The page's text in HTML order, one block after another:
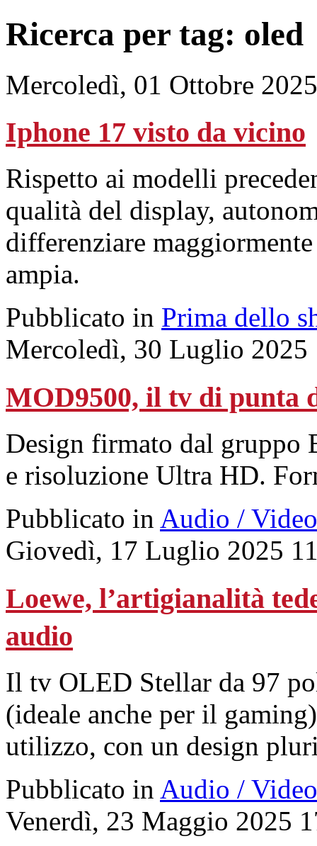
Ricerca per tag: oled
Mercoledì, 01 Ottobre
Iphone 17 visto da vicino
Rispetto ai modelli
qualità del display,
differenziare
ampia.
Pubblicato in Prima dello
Mercoledì, 30 Luglio 2025
MOD9500, il tv di punta
Design firmato dal gruppo
e risoluzione Ultra HD.
Pubblicato in Audio / Video
Giovedì, 17 Luglio 2025
Loewe, l’artigianalità
audio
Il tv OLED Stellar da 97
(ideale anche per il
utilizzo, con un design
Pubblicato in Audio / Video
Venerdì, 23 Maggio 2025